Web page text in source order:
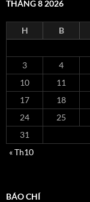
THÁNG 8 2026
H B
3
4
10
11
17
18
24
25
31
« Th10
BÁO CHÍ